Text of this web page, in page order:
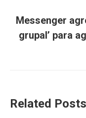
Messenger
grupal’ para
Related Posts